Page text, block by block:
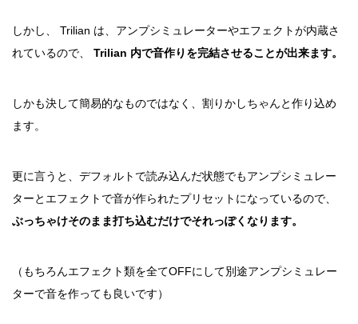
しかし、 Trilian は、アンプシミュレーターやエフェクトが内蔵さ
れているので、 Trilian 内で音作りを完結させることが出来ます。
しかも決して簡易的なものではなく、割りかしちゃんと作り込め
ます。
更に言うと、デフォルトで読み込んだ状態でもアンプシミュレー
ターとエフェクトで音が作られたプリセットになっているので、
ぶっちゃけそのまま打ち込むだけでそれっぽくなります。
（もちろんエフェクト類を全てOFFにして別途アンプシミュレー
ターで音を作っても良いです）